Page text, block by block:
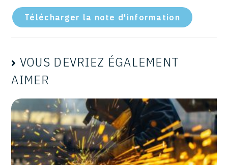
Télécharger la note d'information
VOUS DEVRIEZ ÉGALEMENT
AIMER